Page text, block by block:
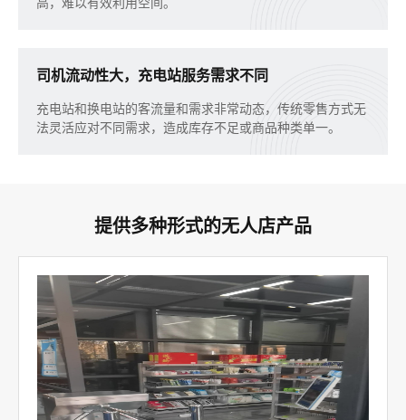
司机流动性大，充电站服务需求不同
充电站和换电站的客流量和需求非常动态，传统零售方式无
法灵活应对不同需求，造成库存不足或商品种类单一。
提供多种形式的无人店产品